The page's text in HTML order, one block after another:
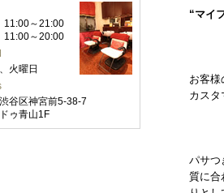
“マイ
お客様
カスタ
パサつ
質に合
11:00～21:00
11:00～20:00
火曜日
谷区神宮前5-38-7
ゥ青山1F